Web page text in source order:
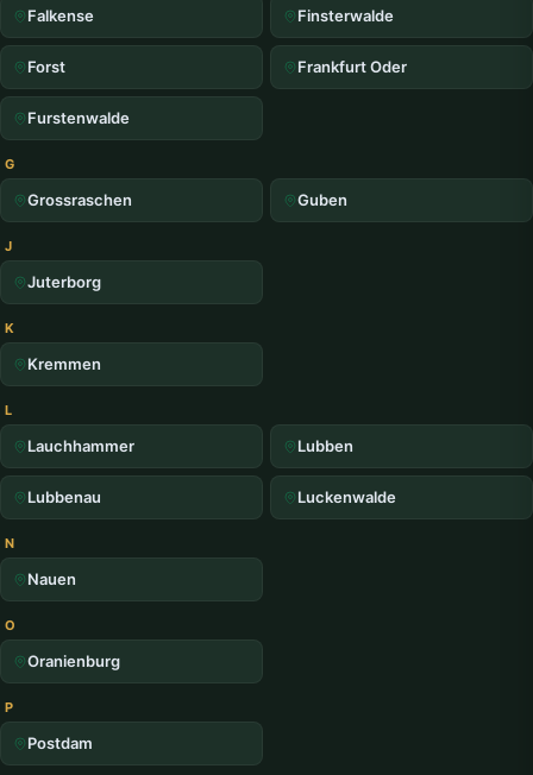
Falkense Finsterwalde
Forst Frankfurt Oder
Furstenwalde
G
Grossraschen Guben
J
Juterborg
K
Kremmen
L
Lauchhammer Lubben
Lubbenau Luckenwalde
N
Nauen
O
Oranienburg
P
Postdam